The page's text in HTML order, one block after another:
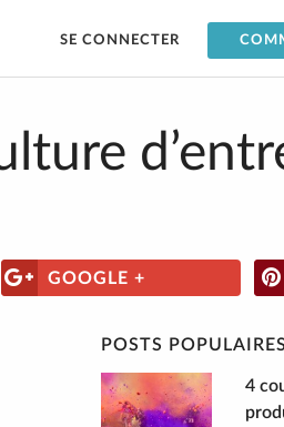
SE CONNECTER
GOOGLE +
POSTS POPULAIRES
4